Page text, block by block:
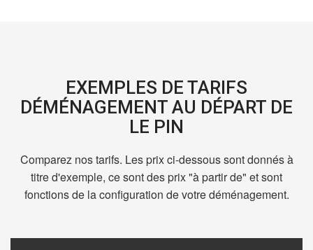
EXEMPLES DE TARIFS
DÉMÉNAGEMENT AU DÉPART DE
LE PIN
Comparez nos tarifs. Les prix ci-dessous sont donnés à
titre d'exemple, ce sont des prix "à partir de" et sont
fonctions de la configuration de votre déménagement.